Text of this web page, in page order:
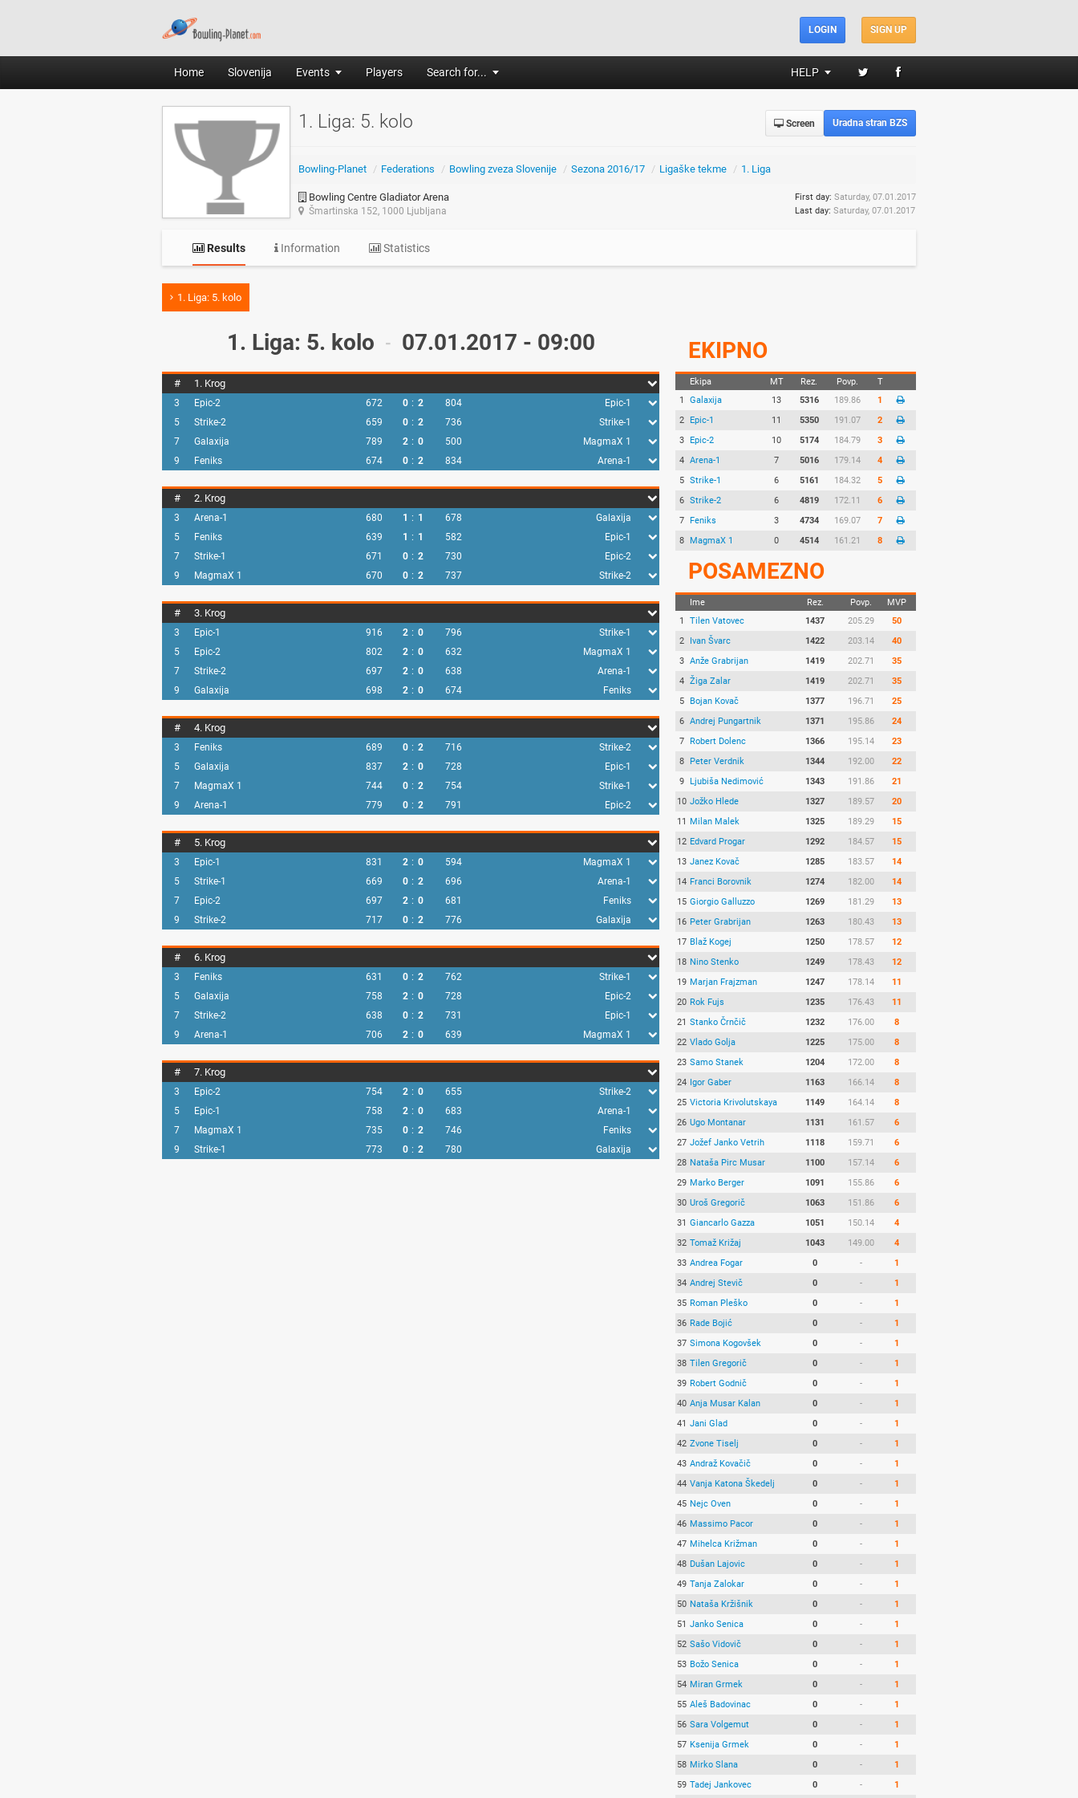
SIGN UP
LOGIN
Home Slovenija Events Players Search for... HELP
1. Liga: 5. kolo Uradna stran BZS
Screen
Bowling-Planet / Federations / Bowling zveza Slovenije / Sezona 2016/17 / Ligaške tekme / 1. Liga
Bowling Centre Gladiator Arena
Šmartinska 152, 1000 Ljubljana
First day: Saturday, 07.01.2017
Last day: Saturday, 07.01.2017
Results Information Statistics
1. Liga: 5. kolo
1. Liga: 5. kolo - 07.01.2017 - 09:00
# 1. Krog
3 Epic-2 672 0 : 2 804
Epic-1
5
Strike-2 659 0 : 2 736
Strike-1
7
Galaxija 789 2 : 0 500
MagmaX 1
9
Feniks 674 0 : 2 834 Arena-1
# 2. Krog
3 Arena-1 680 1 : 1 678
Galaxija
5
Feniks 639 1 : 1 582
Epic-1
7
Strike-1 671 0 : 2 730
Epic-2
9
MagmaX 1 670 0 : 2 737 Strike-2
# 3. Krog
3 Epic-1 916 2 : 0 796
Strike-1
5
Epic-2 802 2 : 0 632
MagmaX 1
7
Strike-2 697 2 : 0 638
Arena-1
9
Galaxija 698 2 : 0 674 Feniks
# 4. Krog
3 Feniks 689 0 : 2 716
Strike-2
5
Galaxija 837 2 : 0 728
Epic-1
7
MagmaX 1 744 0 : 2 754
Strike-1
9
Arena-1 779 0 : 2 791 Epic-2
# 5. Krog
3 Epic-1 831 2 : 0 594
MagmaX 1
5
Strike-1 669 0 : 2 696
Arena-1
7
Epic-2 697 2 : 0 681
Feniks
9
Strike-2 717 0 : 2 776 Galaxija
# 6. Krog
3 Feniks 631 0 : 2 762
Strike-1
5
Galaxija 758 2 : 0 728
Epic-2
7
Strike-2 638 0 : 2 731
Epic-1
9
Arena-1 706 2 : 0 639 MagmaX 1
# 7. Krog
3 Epic-2 754 2 : 0 655
Strike-2
5
Epic-1 758 2 : 0 683
Arena-1
7
MagmaX 1 735 0 : 2 746
Feniks
9
Strike-1 773 0 : 2 780 Galaxija
EKIPNO
Ekipa MT Rez. Povp.
T
1
Galaxija 13 5316 189.86
1
2
Epic-1 11 5350 191.07
2
3 Epic-2 10 5174 184.79
3
4 Arena-1 7 5016 179.14
4
5 Strike-1 6 5161 184.32
5
6 Strike-2 6 4819 172.11
6
7 Feniks 3 4734 169.07
7
8
MagmaX 1 0 4514 161.21 8
POSAMEZNO
Ime Rez. Povp.
MVP
1
Tilen Vatovec 1437 205.29
50
2
Ivan Švarc 1422 203.14
40
3 Anže Grabrijan 1419 202.71
35
4 Žiga Zalar 1419 202.71
35
5 Bojan Kovač 1377 196.71
25
6 Andrej Pungartnik 1371 195.86
24
7 Robert Dolenc 1366 195.14
23
8
Peter Verdnik 1344 192.00
22
9 Ljubiša Nedimović 1343 191.86
21
10 Jožko Hlede 1327 189.57
20
11 Milan Malek 1325 189.29
15
12 Edvard Progar 1292 184.57
15
13 Janez Kovač 1285 183.57
14
14 Franci Borovnik 1274 182.00
14
15 Giorgio Galluzzo 1269 181.29
13
16 Peter Grabrijan 1263 180.43
13
17 Blaž Kogej 1250 178.57
12
18 Nino Stenko 1249 178.43
12
19 Marjan Frajzman 1247 178.14
11
20 Rok Fujs 1235 176.43
11
21 Stanko Črnčič 1232 176.00
8
22 Vlado Golja 1225 175.00
8
23 Samo Stanek 1204 172.00
8
24 Igor Gaber 1163 166.14
8
25 Victoria Krivolutskaya 1149 164.14
8
26 Ugo Montanar 1131 161.57
6
27 Jožef Janko Vetrih 1118 159.71
6
28 Nataša Pirc Musar 1100 157.14
6
29 Marko Berger 1091 155.86
6
30 Uroš Gregorič 1063 151.86
6
31 Giancarlo Gazza 1051 150.14
4
32 Tomaž Križaj 1043 149.00
4
33 Andrea Fogar 0 -
1
34 Andrej Stevič 0 -
1
35 Roman Pleško 0 -
1
36 Rade Bojić 0 -
1
37 Simona Kogovšek 0 -
1
38 Tilen Gregorič 0 -
1
39 Robert Godnič 0 -
1
40 Anja Musar Kalan 0 -
1
41 Jani Glad 0 -
1
42 Zvone Tiselj 0 -
1
43 Andraž Kovačič 0 -
1
44 Vanja Katona Škedelj 0 -
1
45 Nejc Oven 0 -
1
46 Massimo Pacor 0 -
1
47 Mihelca Križman 0 -
1
48 Dušan Lajovic 0 -
1
49 Tanja Zalokar 0 -
1
50 Nataša Kržišnik 0 -
1
51 Janko Senica 0 -
1
52 Sašo Vidovič 0 -
1
53 Božo Senica 0 -
1
54 Miran Grmek 0 -
1
55 Aleš Badovinac 0 -
1
56 Sara Volgemut 0 -
1
57 Ksenija Grmek 0 -
1
58 Mirko Slana 0 -
1
59 Tadej Jankovec 0 - 1